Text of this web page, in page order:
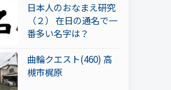
日本人のおなまえ研究
（２） 在日の通名で一
番多い名字は？
曲輪クエスト(460) 高
槻市梶原